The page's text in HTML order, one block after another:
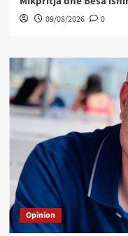
09/08/2026 0
Opinion